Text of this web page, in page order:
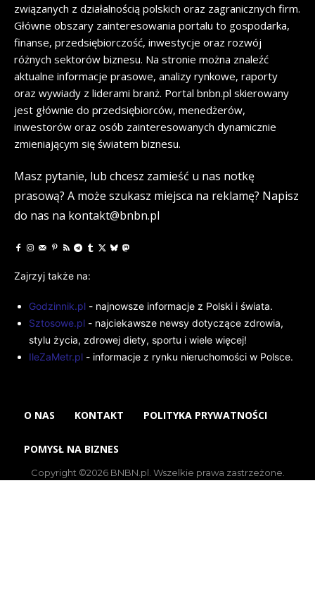
związanych z działalnością polskich oraz zagranicznych firm.
Główne obszary zainteresowania portalu to gospodarka,
finanse, przedsiębiorczość, inwestycje oraz rozwój
różnych sektorów biznesu. Na stronie można znaleźć
aktualne informacje prasowe, analizy rynkowe, raporty
oraz wywiady z liderami branż. Portal bnbn.pl skierowany
jest głównie do przedsiębiorców, menedżerów,
inwestorów oraz osób zainteresowanych dynamicznie
zmieniającym się światem biznesu.
Masz pytanie, lub chcesz zamieść u nas notkę
prasową? A może szukasz miejsca na reklamę? Napisz
do nas na kontakt@bnbn.pl
Zajrzyj także na:
Godzinnik.pl - najnowsze informacje z Polski i świata.
Sztosowe.pl - najciekawsze newsy dotyczące zdrowia,
stylu życia, zdrowej diety, sportu i wiele więcej!
IleZaMetr.pl - informacje z rynku nieruchomości w Polsce.
O NAS KONTAKT POLITYKA PRYWATNOŚCI
POMYSŁ NA BIZNES
Copyright ©2026 BNBN.pl. Wszelkie prawa zastrzeżone.